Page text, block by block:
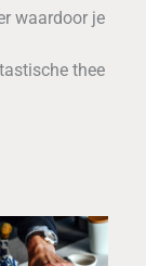
waardoor je
thee